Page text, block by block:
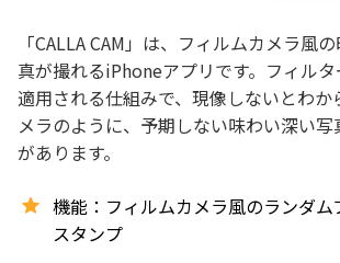
「CALLA CAM」は、フィルムカメラ風
真が撮れるiPhoneアプリです。フィル
適用される仕組みで、現像しないとわか
メラのように、予期しない味わい深い
があります。
機能：フィルムカメラ風のランダ
スタンプ